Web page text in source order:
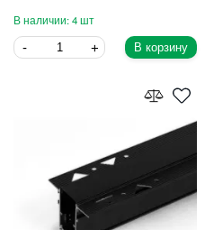
4
В корзину